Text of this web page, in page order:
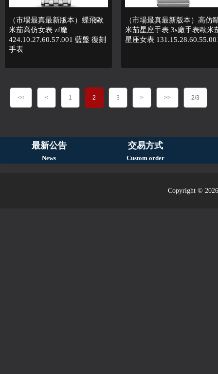
（市場最真最新版本）蝶飛歐
米茄高仿女表 zf廠
424.10.27.60.57.001 藍盤 復刻
手表
（市場最真最新版本）高仿
米茄星座手表 3s廠手表歐米
星座女表
<< < 1 2 3 > >> 2/3
最新公告
News
交易方式
Custom order
Copyright ©